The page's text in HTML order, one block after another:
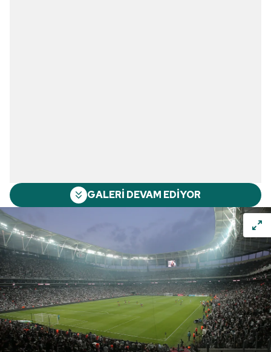
GALERİ DEVAM EDİYOR